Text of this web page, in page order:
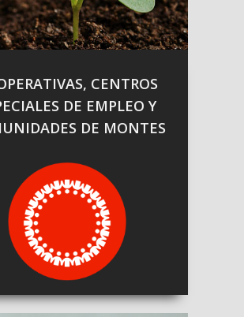
CENTROS
DE EMPLEO Y
DE MONTES